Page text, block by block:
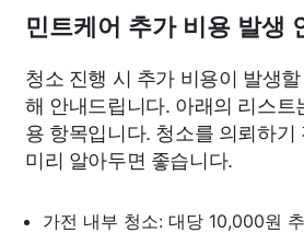
민트케어 추가 비용 발생
청소 진행 시 추가 비용이 발생
해 안내드립니다. 아래의 리스트
용 항목입니다. 청소를 의뢰하
미리 알아두면 좋습니다.
가전 내부 청소: 대당 10,000원